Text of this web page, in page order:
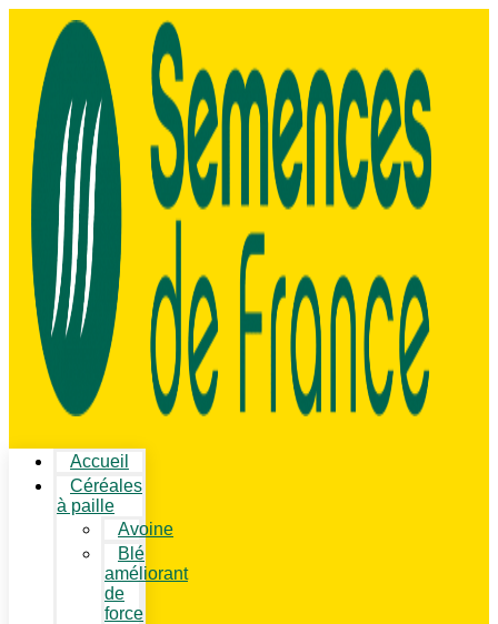
Accueil
Céréales
à paille
Avoine
Blé
améliorant
de
force